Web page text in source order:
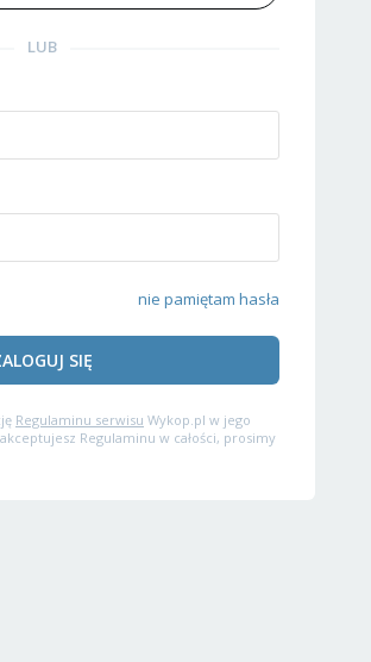
LUB
nie pamiętam hasła
SIĘ
Regulaminu serwisu Wykop.pl w jego
Regulaminu w całości, prosimy